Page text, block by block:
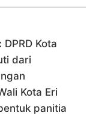
DPRD Kota
dari
Kota Eri
panitia